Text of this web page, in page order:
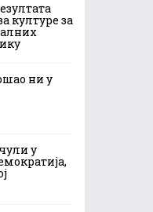
културе за
ни у
у